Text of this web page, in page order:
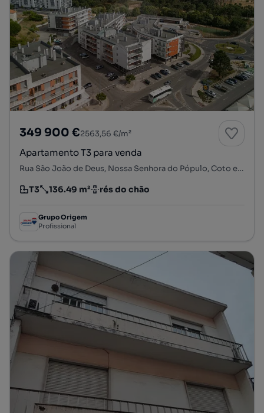
349 900 €2563,56 €/m²
Apartamento T3 para venda
Rua São João de Deus, Nossa Senhora do Pópulo, Coto e São Gregório, Caldas da Rainha, Leiria
Tipologia
T3
Preço por metro quadrado
136.49 m²
Andar rés do chão
Grupo Origem
Profissional